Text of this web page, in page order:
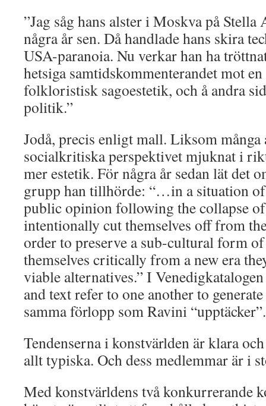
”Jag såg hans alster i Moskva på
några år sen. Då handlade hans skira
USA-paranoia. Nu verkar han ha
hetsiga samtidskommenterandet mot
folkloristisk sagoestetik, och å andra
politik.”
Jodå, precis enligt mall. Liksom många
socialkritiska perspektivet mjuknat i
mer estetik. För några år sedan lät det
grupp han tillhörde: “…in a situation of
public opinion following the collapse of
intentionally cut themselves off from
order to preserve a sub-cultural form
themselves critically from a new era
viable alternatives.” I
and text refer to one another to generate
samma förlopp som Ravini “upptäcker”.
Tendenserna i konstvärlden är klara
allt typiska. Och dess medlemmar är i
Med konstvärldens två konkurrerande